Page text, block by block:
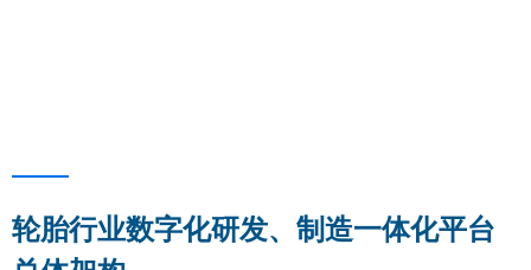
轮胎行业数字化研发、制造一体化平台